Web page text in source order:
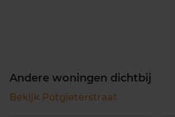
Andere woningen dichtbij
Bekijk Potgieterstraat